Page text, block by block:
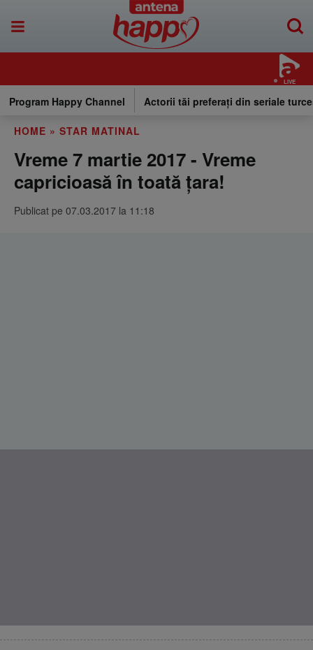
LIVE
Program Happy Channel Actorii tăi preferați din seriale
HOME » STAR MATINAL
Vreme 7 martie 2017 - Vreme
capricioasă în toată ţara!
Publicat pe 07.03.2017 la 11:18